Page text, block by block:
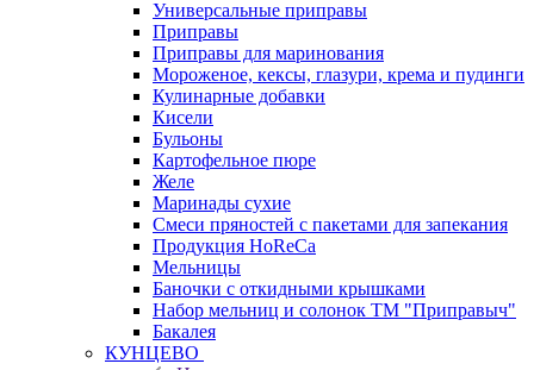
Универсальные приправы
Приправы
Приправы для маринования
Мороженое, кексы, глазури, крема и пудинги
Кулинарные добавки
Кисели
Бульоны
Картофельное пюре
Желе
Маринады сухие
Смеси пряностей с пакетами для запекания
Продукция HoReCa
Мельницы
Баночки с откидными крышками
Набор мельниц и солонок ТМ "Приправыч"
Бакалея
КУНЦЕВО